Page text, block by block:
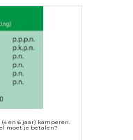
en 6 jaar) kamperen.
moet je betalen?